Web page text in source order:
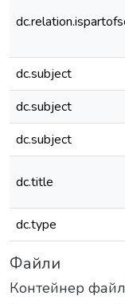
dc.subject
dc.subject
dc.subject
dc.title
dc.type
Файли
Контейнер